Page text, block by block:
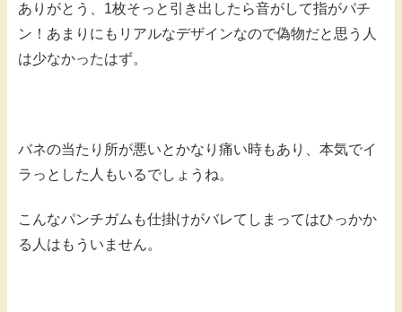
ありがとう、1枚そっと引き出したら音がして指がパチ
ン！あまりにもリアルなデザインなので偽物だと思う人
は少なかったはず。
バネの当たり所が悪いとかなり痛い時もあり、本気でイ
ラっとした人もいるでしょうね。
こんなパンチガムも仕掛けがバレてしまってはひっかか
る人はもういません。